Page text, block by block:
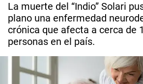
La muerte del “Indio” Solari
plano una enfermedad
crónica que afecta a cerca de
personas en el país.